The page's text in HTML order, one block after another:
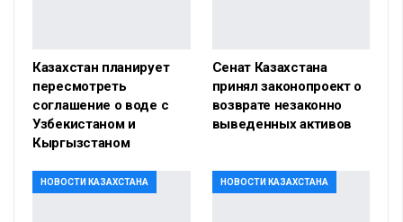
Казахстан планирует
пересмотреть
соглашение о воде с
Узбекистаном и
Кыргызстаном
Сенат Казахстана
принял законопроект о
возврате незаконно
выведенных активов
НОВОСТИ КАЗАХСТАНА НОВОСТИ КАЗАХСТАНА